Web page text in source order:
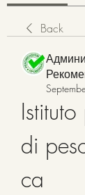
Back
di
ca